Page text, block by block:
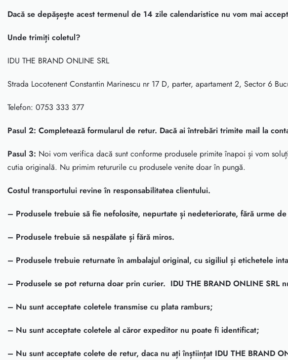
Dacă se depășește acest termenul de 14 zile calendaristice nu vom mai
Unde trimiți coletul?
IDU THE BRAND ONLINE SRL
Strada Locotenent Constantin Marinescu nr 17 D, parter, apartament 2, Sector 6
Telefon: 0753 333 377
Pasul 2: Completează formularul de retur. Dacă ai întrebări trimite mail la
Pasul 3: Noi vom verifica dacă sunt conforme produsele primite înapoi și vom
cutia originală. Nu primim retururile cu produsele venite doar în pungă.
Costul transportului revine în responsabilitatea clientului.
– Produsele trebuie să fie nefolosite, nepurtate și nedeteriorate, fără urme
– Produsele trebuie să nespălate și fără miros.
– Produsele trebuie returnate în ambalajul original, cu sigiliul și etichetele
– Produsele se pot returna doar prin curier. IDU THE BRAND ONLINE SRL
– Nu sunt acceptate coletele transmise cu plata ramburs;
– Nu sunt acceptate coletele al căror expeditor nu poate fi identificat;
– Nu sunt acceptate colete de retur, daca nu ați înștiințat IDU THE BRAND